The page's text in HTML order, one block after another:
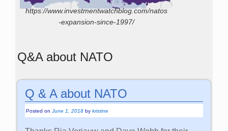
https://www.investmentwatchblog.com/natos
-expansion-since-1997/
Q&A about NATO
Q & A about NATO
Posted onJune 1, 2018 bykristine